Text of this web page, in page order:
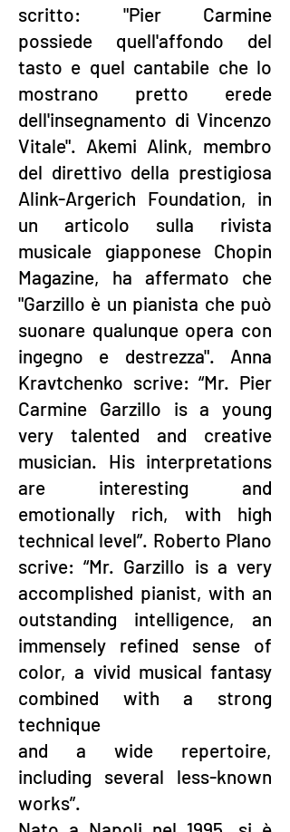
scritto: "Pier Carmine
possiede quell'affondo del
tasto e quel cantabile che lo
mostrano pretto erede
dell'insegnamento di Vincenzo
Vitale". Akemi Alink, membro
del direttivo della prestigiosa
Alink-Argerich Foundation, in
un articolo sulla rivista
musicale giapponese Chopin
Magazine, ha affermato che
"Garzillo è un pianista che può
suonare qualunque opera con
ingegno e destrezza". Anna
Kravtchenko scrive: “Mr. Pier
Carmine Garzillo is a young
very talented and creative
musician. His interpretations
are interesting and
emotionally rich, with high
technical level”. Roberto Plano
scrive: “Mr. Garzillo is a very
accomplished pianist, with an
outstanding intelligence, an
immensely refined sense of
color, a vivid musical fantasy
combined with a strong
technique
and a wide repertoire,
including several less-known
works”.